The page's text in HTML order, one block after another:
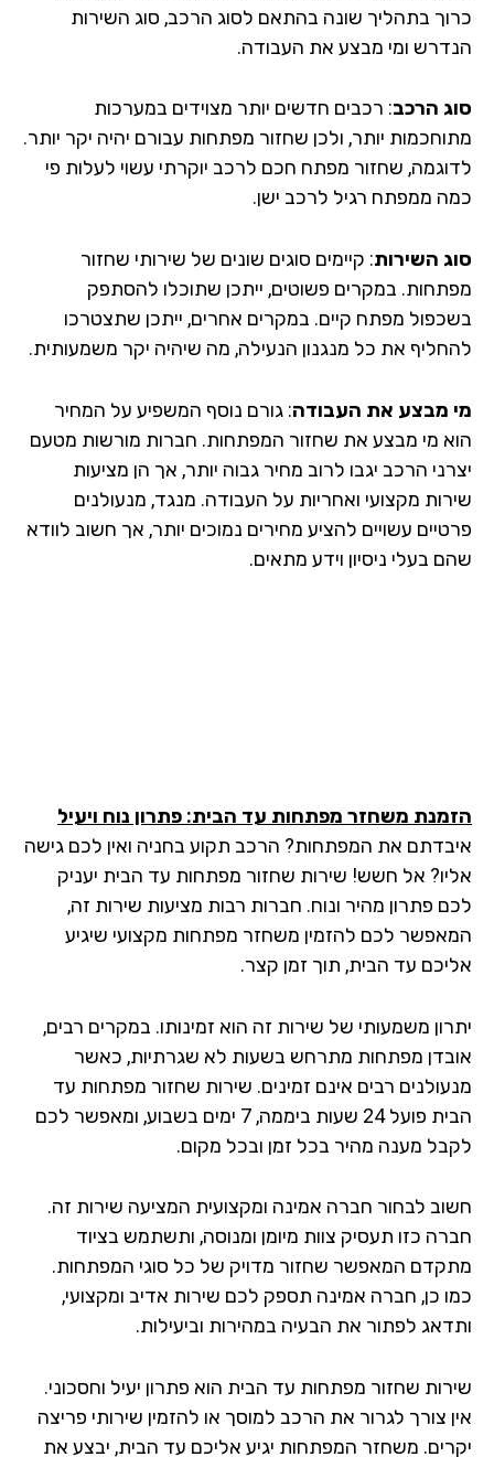
בתהליך שונה בהתאם לסוג הרכב, סוג השירות
ומי מבצע את העבודה.
הרכב: רכבים חדשים יותר מצוידים במערכות
יותר, ולכן שחזור מפתחות עבורם יהיה יקר יותר.
שחזור מפתח חכם לרכב יוקרתי עשוי לעלות פי
ממפתח רגיל לרכב ישן.
השירות: קיימים סוגים שונים של שירותי שחזור
במקרים פשוטים, ייתכן שתוכלו להסתפק
מפתח קיים. במקרים אחרים, ייתכן שתצטרכו
את כל מנגנון הנעילה, מה שיהיה יקר משמעותית.
מבצע את העבודה: גורם נוסף המשפיע על המחיר
מי מבצע את שחזור המפתחות. חברות מורשות מטעם
הרכב יגבו לרוב מחיר גבוה יותר, אך הן מציעות
מקצועי ואחריות על העבודה. מנגד, מנעולנים
עשויים להציע מחירים נמוכים יותר, אך חשוב לוודא
בעלי ניסיון וידע מתאים.
משחזר מפתחות עד הבית: פתרון נוח ויעיל
את המפתחות? הרכב תקוע בחניה ואין לכם גישה
אל חשש! שירות שחזור מפתחות עד הבית יעניק
פתרון מהיר ונוח. חברות רבות מציעות שירות זה,
לכם להזמין משחזר מפתחות מקצועי שיגיע
עד הבית, תוך זמן קצר.
משמעותי של שירות זה הוא זמינותו. במקרים רבים,
מפתחות מתרחש בשעות לא שגרתיות, כאשר
רבים אינם זמינים. שירות שחזור מפתחות עד
הבית פועל 24 שעות ביממה, 7 ימים בשבוע, ומאפשר לכם
מענה מהיר בכל זמן ובכל מקום.
לבחור חברה אמינה ומקצועית המציעה שירות זה.
כזו תעסיק צוות מיומן ומנוסה, ותשתמש בציוד
המאפשר שחזור מדויק של כל סוגי המפתחות.
כן, חברה אמינה תספק לכם שירות אדיב ומקצועי,
לפתור את הבעיה במהירות וביעילות.
שחזור מפתחות עד הבית הוא פתרון יעיל וחסכוני.
צורך לגרור את הרכב למוסך או להזמין שירותי פריצה
משחזר המפתחות יגיע אליכם עד הבית, יבצע את